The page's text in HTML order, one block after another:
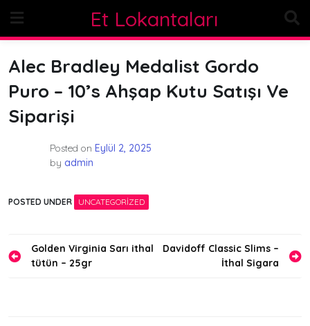
content
Et Lokantaları
Alec Bradley Medalist Gordo
Puro – 10’s Ahşap Kutu Satışı Ve
Siparişi
Posted on Eylül 2, 2025
by admin
POSTED UNDER UNCATEGORIZED
Yazı
gezinmesi
Golden Virginia Sarı ithal
tütün – 25gr
Davidoff Classic Slims –
İthal Sigara